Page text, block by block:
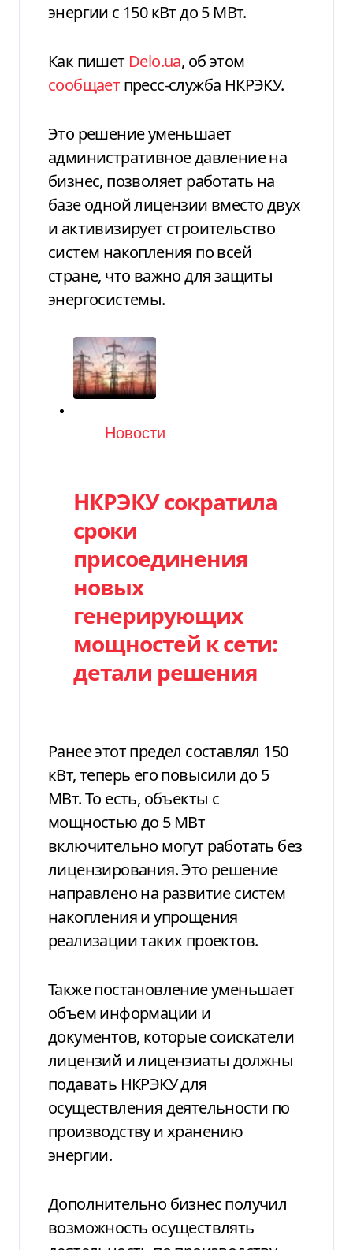
энергии с 150 кВт до 5 МВт.
Как пишет Delo.ua, об этом
сообщает пресс-служба НКРЭКУ.
Это решение уменьшает
административное давление на
бизнес, позволяет работать на
базе одной лицензии вместо двух
и активизирует строительство
систем накопления по всей
стране, что важно для защиты
энергосистемы.
Категория
Новости
НКРЭКУ сократила
сроки
присоединения
новых
генерирующих
мощностей к сети:
детали решения
Ранее этот предел составлял 150
кВт, теперь его повысили до 5
МВт. То есть, объекты с
мощностью до 5 МВт
включительно могут работать без
лицензирования. Это решение
направлено на развитие систем
накопления и упрощения
реализации таких проектов.
Также постановление уменьшает
объем информации и
документов, которые соискатели
лицензий и лицензиаты должны
подавать НКРЭКУ для
осуществления деятельности по
производству и хранению
энергии.
Дополнительно бизнес получил
возможность осуществлять